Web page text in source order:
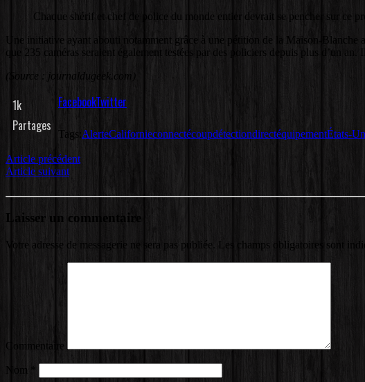
Chaque shérif et chef de police du monde entier devrait se pencher sur ce
Une initiative ayant abouti notamment grâce à une pétition de la Maison-Blanche
que 235 caméras seraient également testées par des policiers depuis plus d’un
(Source : journaldugeek.com)
1k
Partages
FacebookTwitter
Tags: AlerteCalifornieconnectécoupdétectiondirectéquipementÉtats-
Article précédent
Article suivant
Laisser un commentaire
Votre adresse de messagerie ne sera pas publiée. Les champs obligatoires sont
Commentaire
Nom *